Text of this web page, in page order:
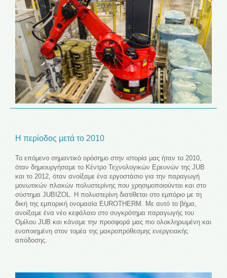
Η περίοδος μετά το 2010
Το επόμενο σημαντικό ορόσημο στην ιστορία μας ήταν το 2010,
όταν δημιουργήσαμε το Κέντρο Τεχνολογικών Ερευνών της JUB
και το 2012, όταν ανοίξαμε ένα εργοστάσιο για την παραγωγή
μονωτικών πλακών πολυστερίνης που χρησιμοποιούνται και στο
σύστημα JUBIZOL. Η πολυστερίνη διατίθεται στο εμπόριο με τη
δική της εμπορική ονομασία EUROTHERM. Με αυτό το βήμα,
ανοίξαμε ένα νέο κεφάλαιο στο συγκρότημα παραγωγής του
Ομίλου JUB και κάναμε την προσφορά μας πιο ολοκληρωμένη και
ενοποιημένη στον τομέα της μακροπρόθεσμης ενεργειακής
απόδοσης.